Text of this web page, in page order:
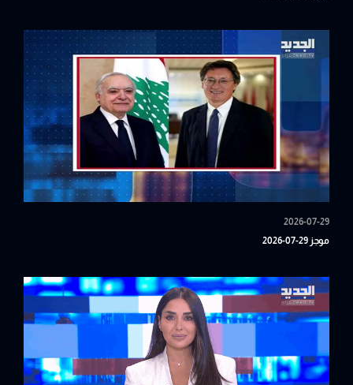
2026-07-29
موجز 29-07-2026